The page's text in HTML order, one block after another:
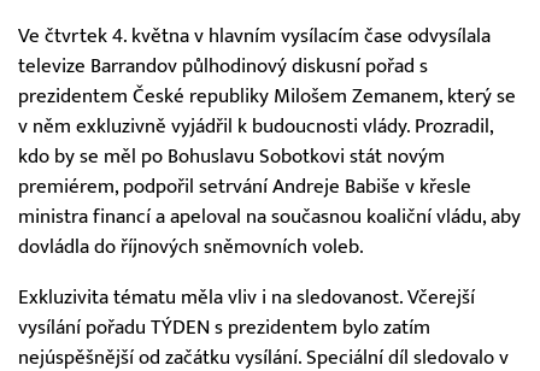
Ve čtvrtek 4. května v hlavním vysílacím čase odvysílala
televize Barrandov půlhodinový diskusní pořad s
prezidentem České republiky Milošem Zemanem, který se
v něm exkluzivně vyjádřil k budoucnosti vlády. Prozradil,
kdo by se měl po Bohuslavu Sobotkovi stát novým
premiérem, podpořil setrvání Andreje Babiše v křesle
ministra financí a apeloval na současnou koaliční vládu, aby
dovládla do říjnových sněmovních voleb.
Exkluzivita tématu měla vliv i na sledovanost. Včerejší
vysílání pořadu TÝDEN s prezidentem bylo zatím
nejúspěšnější od začátku vysílání. Speciální díl sledovalo v